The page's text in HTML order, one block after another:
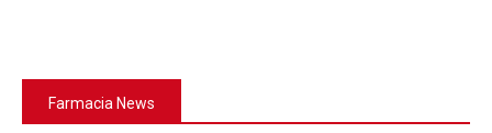
Farmacia News